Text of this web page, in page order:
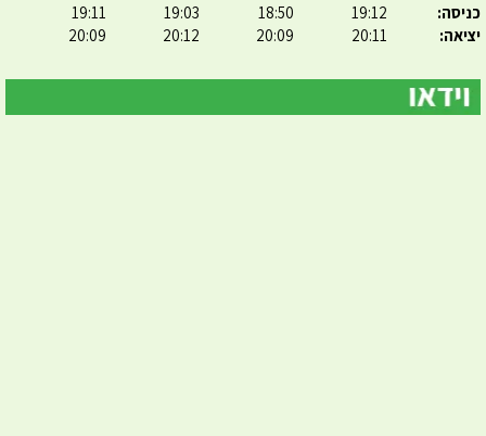
כניסה:
יציאה:
19:12
20:11
18:50
20:09
19:03
20:12
19:11
20:09